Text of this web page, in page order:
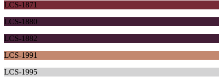
LCS-1871
LCS-1880
LCS-1882
LCS-1991
LCS-1995